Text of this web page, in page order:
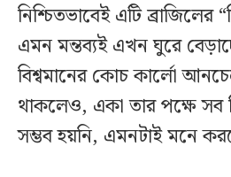
নিশ্চিতভাবেই এটি
এমন মন্তব্যই এখন ঘুরে
বিশ্বমানের কোচ কার্লো
থাকলেও, একা তার পক্ষে সব
সম্ভব হয়নি, এমনটাই মনে